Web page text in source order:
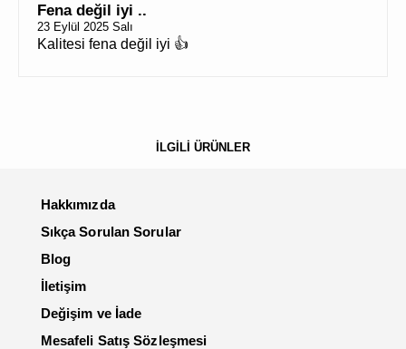
Fena değil iyi ..
23 Eylül 2025 Salı
Kalitesi fena değil iyi 👍
İLGİLİ ÜRÜNLER
Hakkımızda
Sıkça Sorulan Sorular
Blog
İletişim
Değişim ve İade
Mesafeli Satış Sözleşmesi